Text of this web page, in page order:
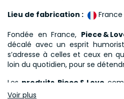
Lieu de fabrication :
France
Fondée en France, Piece &
décalé avec un esprit
s’adresse à celles et ceux en
loin du quotidien, pour se
Les produits Piece & Love
puzzles 1000 pièces, conçus
Voir plus